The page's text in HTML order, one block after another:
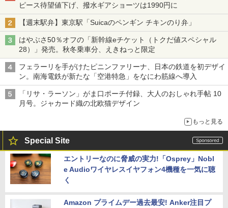
ピース待望値下げ、撥水ギアショーツは1990円に
【週末駅弁】東京駅「Suicaのペンギン チキンのり弁」
はやぶさ50％オフの「新幹線eチケット（トクだ値スペシャル
28）」発売。秋冬乗車分、えきねっと限定
フェラーリを手がけたピニンファリーナ、日本の鉄道を初デザイ
ン。南海電鉄が新たな「空港特急」をなにわ筋線へ導入
「リサ・ラーソン」がま口ポーチ付録、大人のおしゃれ手帖 10
月号。ジャカード織の北欧猫デザイン
もっと見る
Special Site
エントリーなのに脅威の実力!「Osprey」Nobl
e Audioワイヤレスイヤフォン4機種を一気に聴
く
Amazon プライムデー過去最安! Anker注目プ